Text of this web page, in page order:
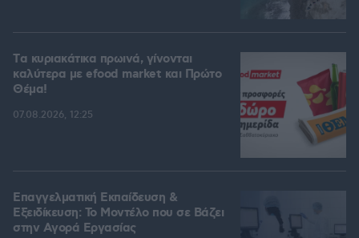
Tα κυριακάτικα πρωινά, γίνονται
καλύτερα με efood market και Πρώτο
Θέμα!
07.08.2026, 12:25
Επαγγελματική Εκπαίδευση &
Εξειδίκευση: Το Mοντέλο που σε Bάζει
στην Aγορά Eργασίας